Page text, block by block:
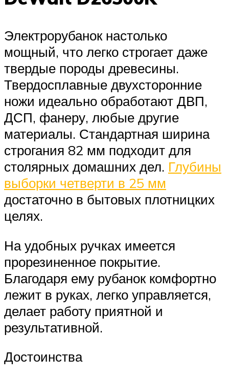
Электрорубанок настолько
мощный, что легко строгает даже
твердые породы древесины.
Твердосплавные двухсторонние
ножи идеально обработают ДВП,
ДСП, фанеру, любые другие
материалы. Стандартная ширина
строгания 82 мм подходит для
столярных домашних дел. Глубины
выборки четверти в 25 мм
достаточно в бытовых плотницких
целях.
На удобных ручках имеется
прорезиненное покрытие.
Благодаря ему рубанок комфортно
лежит в руках, легко управляется,
делает работу приятной и
результативной.
Достоинства